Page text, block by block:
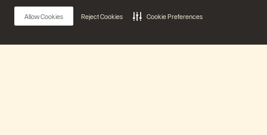
Allow Cookies Reject Cookies Cookie Preferences
Liderança
Locais
Computação de alto